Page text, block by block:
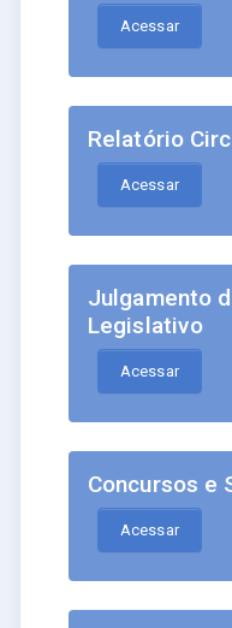
Acessar
Relatório
Acessar
Julgamento
Legislativo
Acessar
Concursos e
Acessar